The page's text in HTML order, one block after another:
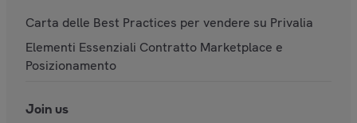
Carta delle Best Practices per vendere su Privalia
Elementi Essenziali Contratto Marketplace e
Posizionamento
Join us